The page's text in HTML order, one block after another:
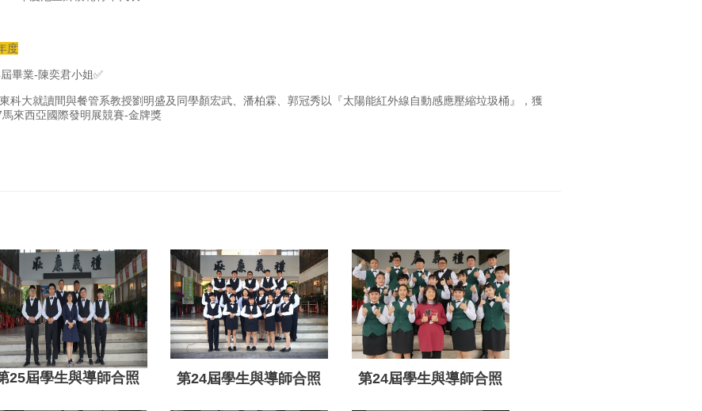
度
畢業-陳奕君小姐✅
科大就讀間與餐管系教授劉明盛及同學顏宏武、潘柏霖、郭冠秀以『太陽能紅外線自動感應壓縮垃圾桶』，獲
馬來西亞國際發明展競賽-金牌獎
25屆學生與導師合照 第24屆學生與導師合照 第24屆學生與導師合照